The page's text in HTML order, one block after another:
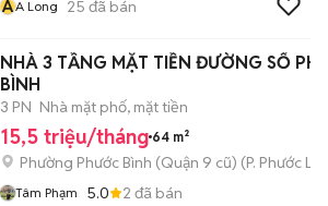
AA Long 25 đã bán
NHÀ 3 TẦNG MẶT TIỀN ĐƯỜNG SỐ
BÌNH
3 PN Nhà mặt phố, mặt tiền
15,5 triệu/tháng 64 m²
Phường Phước Bình (Quận 9 cũ) (P. Phước
Tâm Phạm 5.0 2 đã bán